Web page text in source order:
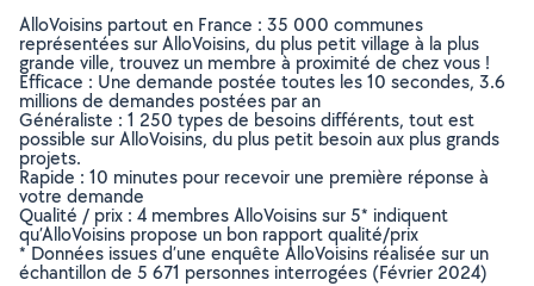
AlloVoisins partout en France : 35 000 communes
représentées sur AlloVoisins, du plus petit village à la plus
grande ville, trouvez un membre à proximité de chez vous !
Efficace : Une demande postée toutes les 10 secondes, 3.6
millions de demandes postées par an
Généraliste : 1 250 types de besoins différents, tout est
possible sur AlloVoisins, du plus petit besoin aux plus grands
projets.
Rapide : 10 minutes pour recevoir une première réponse à
votre demande
Qualité / prix : 4 membres AlloVoisins sur 5* indiquent
qu’AlloVoisins propose un bon rapport qualité/prix
* Données issues d’une enquête AlloVoisins réalisée sur un
échantillon de 5 671 personnes interrogées (Février 2024)